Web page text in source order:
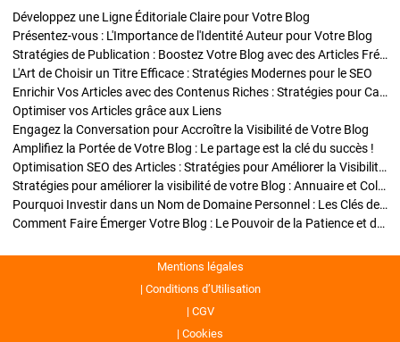
Développez une Ligne Éditoriale Claire pour Votre Blog
Présentez-vous : L'Importance de l'Identité Auteur pour Votre Blog
Stratégies de Publication : Boostez Votre Blog avec des Articles Fréquents et Exclusifs
L'Art de Choisir un Titre Efficace : Stratégies Modernes pour le SEO
Enrichir Vos Articles avec des Contenus Riches : Stratégies pour Captiver et Optimiser
Optimiser vos Articles grâce aux Liens
Engagez la Conversation pour Accroître la Visibilité de Votre Blog
Amplifiez la Portée de Votre Blog : Le partage est la clé du succès !
Optimisation SEO des Articles : Stratégies pour Améliorer la Visibilité de Votre Blog
Stratégies pour améliorer la visibilité de votre Blog : Annuaire et Collaborations
Pourquoi Investir dans un Nom de Domaine Personnel : Les Clés de la Réussite de Votre Blog
Comment Faire Émerger Votre Blog : Le Pouvoir de la Patience et de la Persévérance
Mentions légales
Conditions d’Utilisation
CGV
Cookies